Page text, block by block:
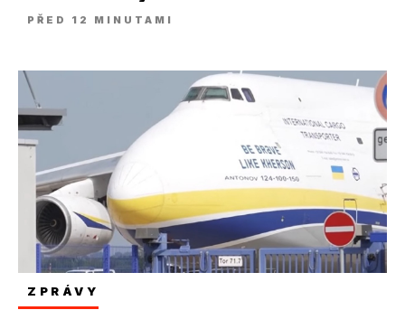
PŘED 12 MINUTAMI
ZPRÁVY